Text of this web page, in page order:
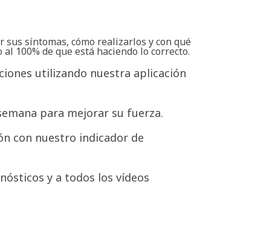
síntomas, cómo realizarlos y con qué
100% de que está haciendo lo correcto.
utilizando nuestra aplicación
para mejorar su fuerza.
con nuestro indicador de
y a todos los vídeos